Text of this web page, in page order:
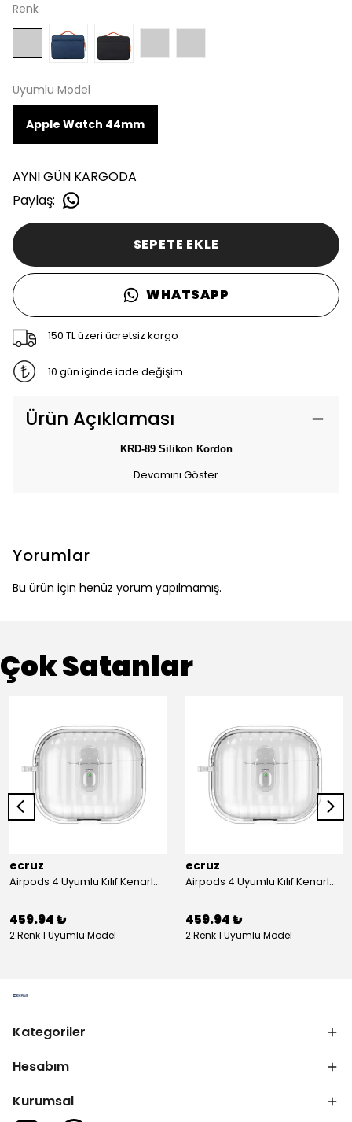
Renk
Uyumlu Model
Apple Watch 44mm
AYNI GÜN KARGODA
Paylaş:
SEPETE EKLE
WHATSAPP
150 TL üzeri ücretsiz kargo
10 gün içinde iade değişim
Ürün Açıklaması
KRD-89 Silikon Kordon
Devamını Göster
Yorumlar
Bu ürün için henüz yorum yapılmamış.
Çok Satanlar
ecruz
Airpods 4 Uyumlu Kılıf Kenarları Renkli Şeffaf Dilimli Silikon Ecruz Airbag 40 Uyumlu Kılıf
459.94 ₺
2 Renk 1 Uyumlu Model
ecruz
Airpods 4 Uyumlu Kılıf Kenarları Renkli Şeffaf Dilimli Silikon Ecruz Airbag 40 Uyumlu Kılıf
459.94 ₺
2 Renk 1 Uyumlu Model
Kategoriler
Hesabım
Kurumsal